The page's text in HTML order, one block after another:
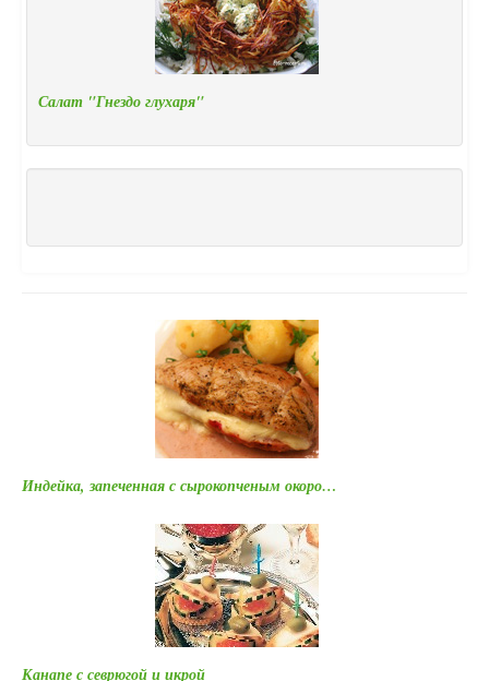
Салат "Гнездо глухаря"
Индейка, запеченная с сырокопченым окоро…
Канапе с севрюгой и икрой